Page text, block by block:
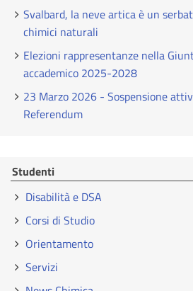
Svalbard, la neve artica è un
chimici naturali
Elezioni rappresentanze nella
accademico 2025-2028
23 Marzo 2026 - Sospensione
Referendum
Studenti
Disabilità e DSA
Corsi di Studio
Orientamento
Servizi